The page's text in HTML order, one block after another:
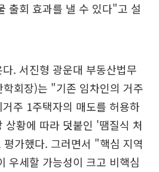
출회 효과를 낼 수 있다"고 설
. 서진형 광운대 부동산법무
회장)는 "기존 임차인의 거주
주 1주택자의 매도를 허용하
상황에 따라 덧붙인 '땜질식 처
가했다. 그러면서 "핵심 지역
우세할 가능성이 크고 비핵심